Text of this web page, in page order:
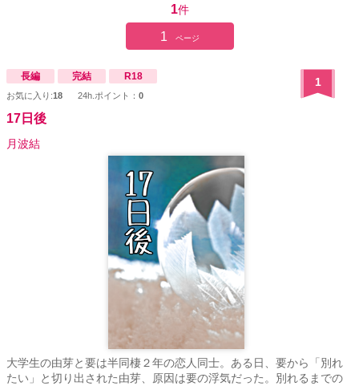
1件
1 ページ
長編 完結 R18
お気に入り:18 24h.ポイント： 0
1
17日後
月波結
大学生の由芽と要は半同棲２年の恋人同士。ある日、要から「別れ
たい」と切り出された由芽、原因は要の浮気だった。別れるまでの